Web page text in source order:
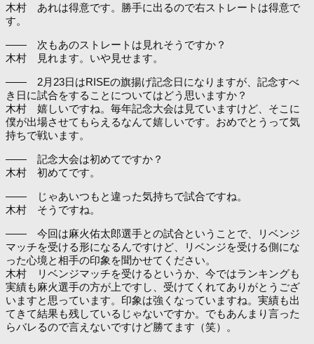
木村 あれは得意です。勝手に出るので右ストレートは得意で
す。
―― 次もあのストレートは見れそうですか？
木村 見れます。いや見せます。
―― 2月23日はRISEの旗揚げ記念日になりますが、記念すべ
き日に試合をすることについてはどう思いますか？
木村 嬉しいですね。毎年記念大会は見ていますけど、そこに
僕が出場させてもらえるなんて嬉しいです。おめでとうって気
持ちで戦います。
―― 記念大会は初めてですか？
木村 初めてです。
―― じゃあいつもと違った気持ちで試合ですね。
木村 そうですね。
―― 今回は麻火佑太郎選手との試合ということで、リベンジ
マッチを受ける形になるんですけど、リベンジを受ける側にな
った心境と相手の印象を聞かせてください。
木村 リベンジマッチを受けるというか、今ではランキングも
実績も麻火選手の方が上ですし、受けてくれてありがとうござ
いますと思っています。印象は強くなっていますね。実績も出
てきて結果も残しているじゃないですか。でもあんまり言った
らバレるので言えないですけど勝てます（笑）。